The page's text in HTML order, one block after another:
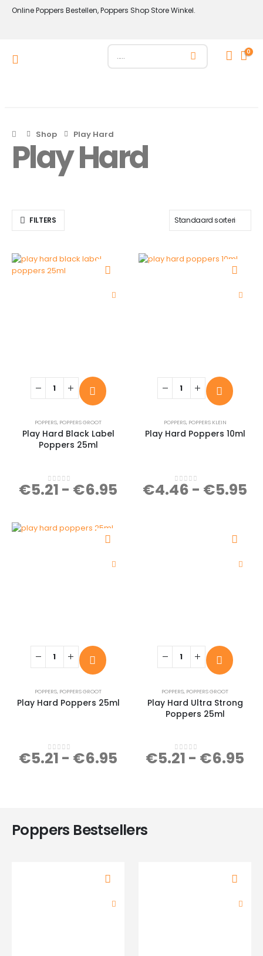
Online Poppers Bestellen, Poppers Shop Store Winkel.
0
Shop Play Hard
Play Hard
FILTERS
POPPERS, POPPERS GROOT
Play Hard Black Label
Poppers 25ml
0out of 5
€5.21 - €6.95
POPPERS, POPPERS KLEIN
Play Hard Poppers 10ml
0 out of 5
€4.46 - €5.95
POPPERS, POPPERS GROOT
Play Hard Poppers 25ml
0out of 5
€5.21 - €6.95
POPPERS, POPPERS GROOT
Play Hard Ultra Strong
Poppers 25ml
0out of 5
€5.21 - €6.95
Poppers Bestsellers